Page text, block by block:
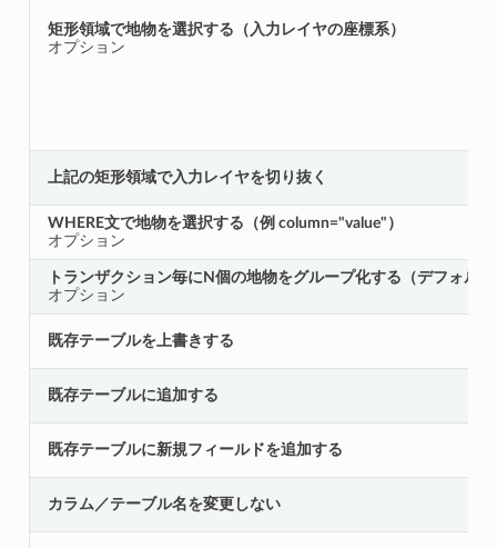
矩形領域で地物を選択する（入力レイヤの座標系）
オプション
上記の矩形領域で入力レイヤを切り抜く
WHERE文で地物を選択する（例 column="value"）
オプション
トランザクション毎にN個の地物をグループ化する（デフォル
オプション
既存テーブルを上書きする
既存テーブルに追加する
既存テーブルに新規フィールドを追加する
カラム／テーブル名を変更しない